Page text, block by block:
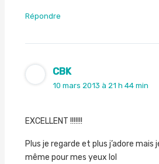
Répondre
CBK
10 mars 2013 à 21 h 44 min
EXCELLENT !!!!!!!
Plus je regarde et plus j’adore mais
même pour mes yeux lol